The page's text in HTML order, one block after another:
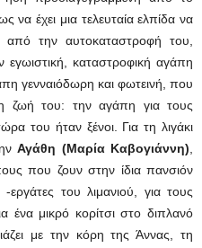
να έχει μια τελευταία ελπίδα να
την αυτοκαταστροφή του,
εγωιστική, καταστροφική αγάπη
γενναιόδωρη και φωτεινή, που
ζωή του: την αγάπη για τους
του ήταν ξένοι. Για τη λιγάκι
Αγάθη (Μαρία Καβογιάννη),
που ζουν στην ίδια πανσιόν
του λιμανιού, για τους
μικρό κορίτσι στο διπλανό
με την κόρη της Άννας, τη